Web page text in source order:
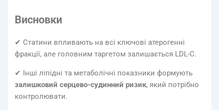
Висновки
✔ Статини впливають на всі ключові атерогенні
фракції, але головним таргетом залишається LDL-C.
✔ Інші ліпідні та метаболічні показники формують
залишковий серцево-судинний ризик, який потрібно
контролювати.